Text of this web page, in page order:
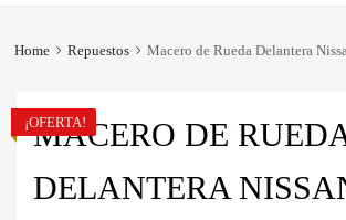
Home Repuestos Macero de Rueda Delantera
MACERO DE
DELANTERA
¡OFERTA!